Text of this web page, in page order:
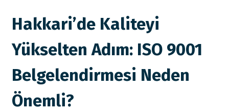
Hakkari’de Kaliteyi
Yükselten Adım: ISO 9001
Belgelendirmesi Neden
Önemli?